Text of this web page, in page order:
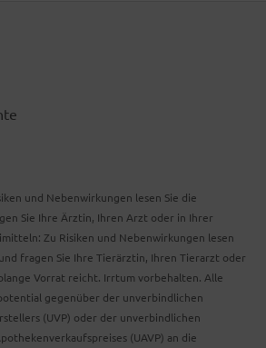
und Nebenwirkungen lesen Sie die
Sie Ihre Ärztin, Ihren Arzt oder in Ihrer
Zu Risiken und Nebenwirkungen lesen
fragen Sie Ihre Tierärztin, Ihren Tierarzt oder
Vorrat reicht. Irrtum vorbehalten. Alle
gegenüber der unverbindlichen
(UVP) oder der unverbindlichen
(UAVP) an die